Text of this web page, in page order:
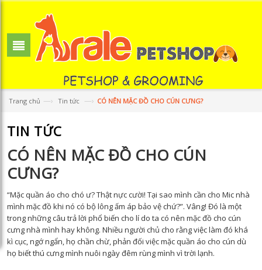
Trang chủ —› Tin tức —› CÓ NÊN MẶC ĐỒ CHO CÚN CƯNG?
TIN TỨC
CÓ NÊN MẶC ĐỒ CHO CÚN
CƯNG?
“Mặc quần áo cho chó ư? Thật nực cười! Tại sao mình cần cho Mic nhà
mình mặc đồ khi nó có bộ lông ấm áp bảo vệ chứ?”. Vâng! Đó là một
trong những câu trả lời phổ biến cho lí do ta có nên mặc đồ cho cún
cưng nhà mình hay không. Nhiều người chủ cho rằng việc làm đó khá
kì cục, ngớ ngẩn, họ chần chừ, phản đối việc mặc quần áo cho cún dù
họ biết thú cưng mình nuôi ngày đêm rùng mình vì trời lạnh.